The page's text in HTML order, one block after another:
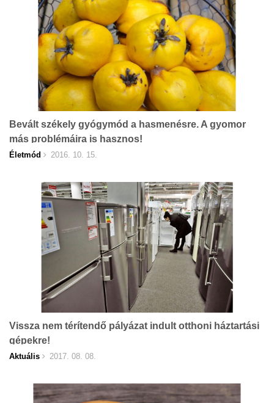
Bevált székely gyógymód a hasmenésre. A gyomor
más problémáira is hasznos!
Életmód 2016. 10. 15.
Vissza nem térítendő pályázat indult otthoni háztartási
gépekre!
Aktuális 2017. 08. 08.